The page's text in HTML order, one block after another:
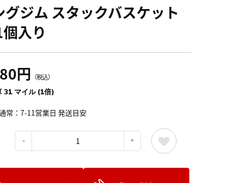
グジム スタックバスケット
入り
円 （税込）
31 マイル (1倍)
常：7-11営業日 発送目安